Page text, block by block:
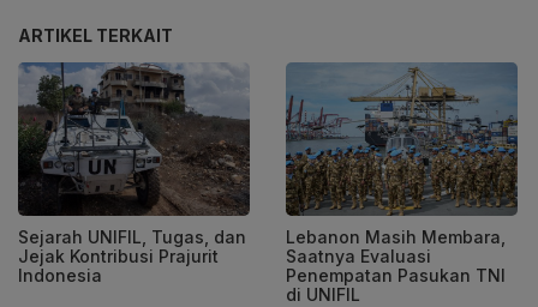
ARTIKEL TERKAIT
Sejarah UNIFIL, Tugas, dan
Jejak Kontribusi Prajurit
Indonesia
Lebanon Masih Membara,
Saatnya Evaluasi
Penempatan Pasukan TNI
di UNIFIL